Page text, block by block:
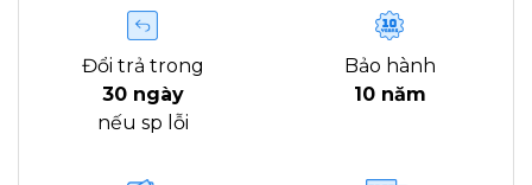
Đổi trả trong
30 ngày
nếu sp lỗi
Bảo hành
10 năm